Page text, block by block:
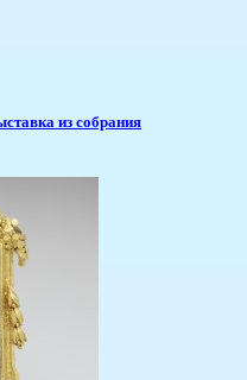
из собрания